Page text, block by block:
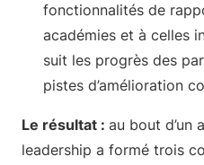
fonctionnalités de
académies et à celles
suit les progrès des
pistes d’amélioration
Le résultat : au bout d’un
leadership a formé trois